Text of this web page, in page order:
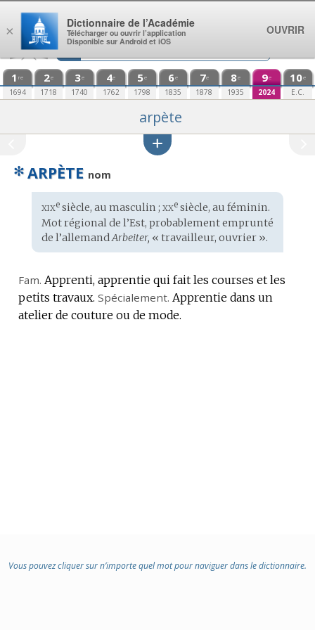
Aller au contenu
1 re
1694
2e
1718
3e
1740
4e
1762
5e
1798
6e
1835
7e
1878
8e
1935
9e
2024
10e
E.C.
arpète
✻ ARPÈTE nom
Étymologie
:
xixesiècle, au masculin ; xxesiècle, au féminin.
Motrégionalde l’Est, probablement emprunté
de l’allemandArbeiter, « travailleur, ouvrier ».
Fam. Apprenti, apprentie qui fait les courses et les
petits travaux. Spécialement. Apprentie dans un
atelier de couture ou de mode.
Vous pouvez cliquer sur n’importe quel mot pour naviguer dans le dictionnaire.
×
Dictionnaire de l’Académie
Télécharger ou ouvrir l’application
Disponible sur Android et iOS
OUVRIR